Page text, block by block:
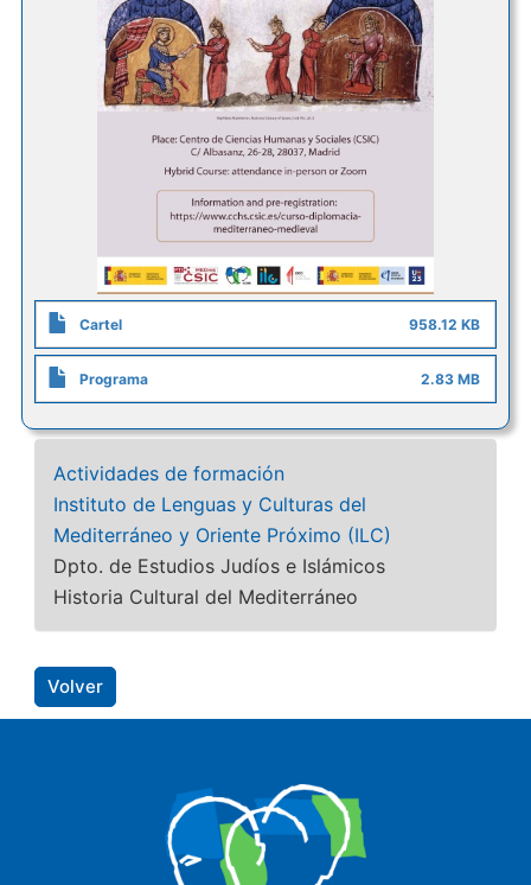
Cartel 958.12 KB
Programa 2.83 MB
Actividades de formación
Instituto de Lenguas y Culturas del
Mediterráneo y Oriente Próximo (ILC)
Dpto. de Estudios Judíos e Islámicos
Historia Cultural del Mediterráneo
Volver